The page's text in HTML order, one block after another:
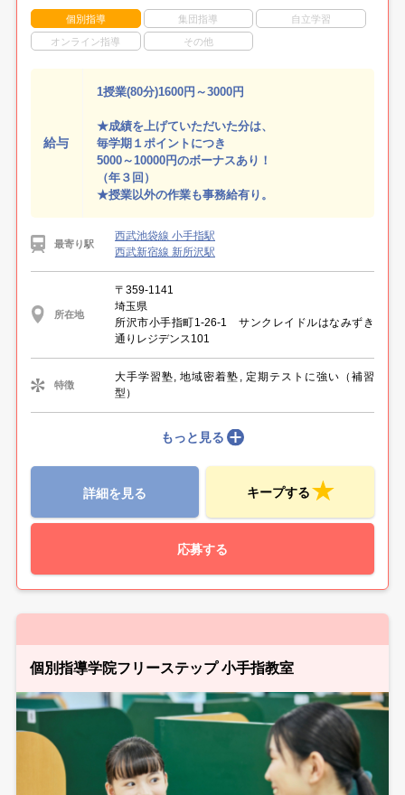
個別指導 集団指導 自立学習
オンライン指導 その他
給与
1授業(80分)1600円～3000円
★成績を上げていただいた分は、
毎学期１ポイントにつき
5000～10000円のボーナスあり！
（年３回）
★授業以外の作業も事務給有り。
最寄り駅
西武池袋線 小手指駅
西武新宿線 新所沢駅
所在地
〒359-1141
埼玉県
所沢市小手指町1-26-1 サンクレイドルはなみずき
通りレジデンス101
特徴
大手学習塾, 地域密着塾, 定期テストに強い（補習
型）
もっと見る
詳細を見る キープする
応募する
個別指導学院フリーステップ 小手指教室